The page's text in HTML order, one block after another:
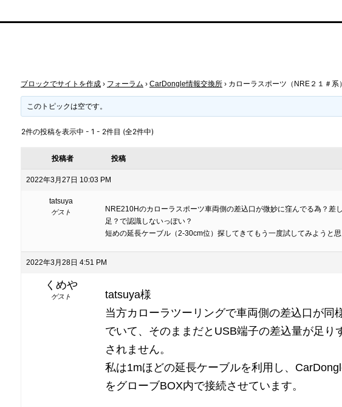
ブロックでサイトを作成 › フォーラム › CarDongle情報交換所 › カローラスポーツ（NRE２１＃系
このトピックは空です。
2件の投稿を表示中 - 1 - 2件目 (全2件中)
投稿者 投稿
2022年3月27日 10:03 PM
tatsuya
ゲスト
NRE210Hのカローラスポーツ車両側の差込口が微妙に窪んでる為？差
足？で認識しないっぽい？
短めの延長ケーブル（2‐30cm位）探してきてもう一度試してみようと
2022年3月28日 4:51 PM
くめや
ゲスト
tatsuya様
当方カローラツーリングで車両側の差込口が同
でいて、そのままだとUSB端子の差込量が足り
されません。
私は1mほどの延長ケーブルを利用し、
をグローブBOX内で接続させています。